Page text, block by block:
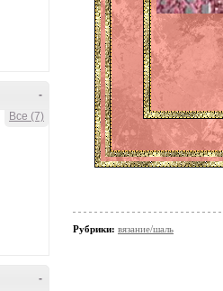
-
Все (7)
-
Рубрики: вязание/шаль